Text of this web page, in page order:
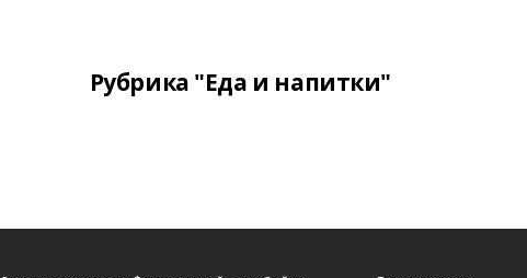
Рубрика "Еда и напитки"